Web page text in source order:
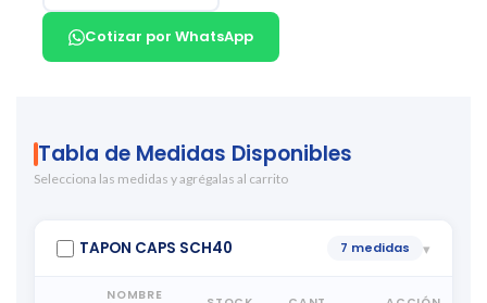
Cotizar por WhatsApp
Tabla de Medidas Disponibles
Selecciona las medidas y agrégalas al carrito
TAPON CAPS SCH40 7 medidas ▾
NOMBRE